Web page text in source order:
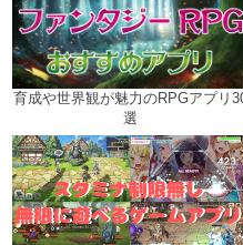
育成や世界観が魅力のRPGアプリ
選